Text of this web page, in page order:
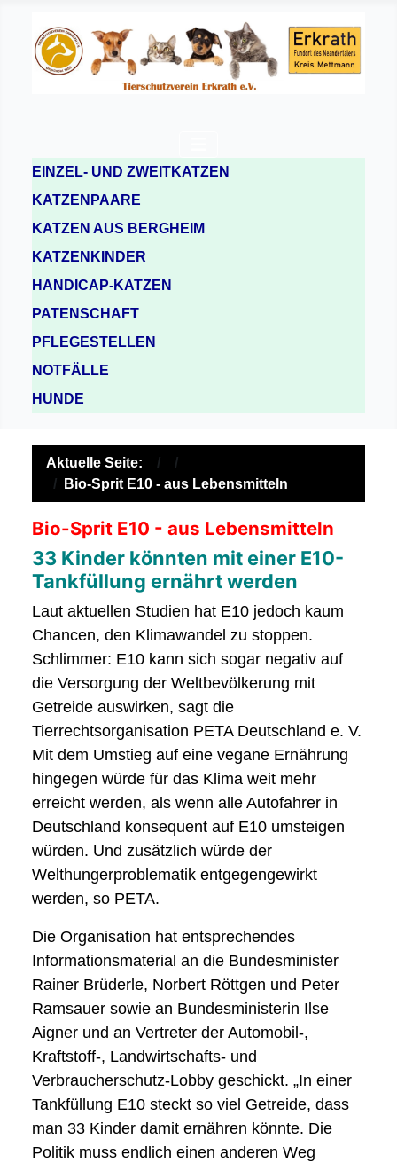
EINZEL- UND ZWEITKATZEN
KATZENPAARE
KATZEN AUS BERGHEIM
KATZENKINDER
HANDICAP-KATZEN
PATENSCHAFT
PFLEGESTELLEN
NOTFÄLLE
HUNDE
Aktuelle Seite:
Bio-Sprit E10 - aus Lebensmitteln
Bio-Sprit E10 - aus Lebensmitteln
33 Kinder könnten mit einer E10-
Tankfüllung ernährt werden
Laut aktuellen Studien hat E10 jedoch kaum
Chancen, den Klimawandel zu stoppen.
Schlimmer: E10 kann sich sogar negativ auf
die Versorgung der Weltbevölkerung mit
Getreide auswirken, sagt die
Tierrechtsorganisation PETA Deutschland e. V.
Mit dem Umstieg auf eine vegane Ernährung
hingegen würde für das Klima weit mehr
erreicht werden, als wenn alle Autofahrer in
Deutschland konsequent auf E10 umsteigen
würden. Und zusätzlich würde der
Welthungerproblematik entgegengewirkt
werden, so PETA.
Die Organisation hat entsprechendes
Informationsmaterial an die Bundesminister
Rainer Brüderle, Norbert Röttgen und Peter
Ramsauer sowie an Bundesministerin Ilse
Aigner und an Vertreter der Automobil-,
Kraftstoff-, Landwirtschafts- und
Verbraucherschutz-Lobby geschickt. „In einer
Tankfüllung E10 steckt so viel Getreide, dass
man 33 Kinder damit ernähren könnte. Die
Politik muss endlich einen anderen Weg